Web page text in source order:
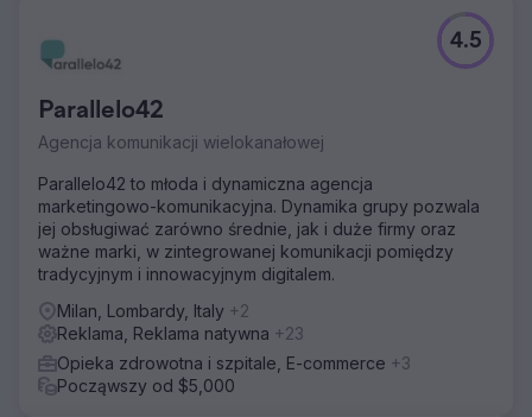
Zdobycie widoczności w Internecie jest nie tylko
czasochłonne, ale i kosztowne. Jeśli nie zrobisz tego
Stworzyliśmy plan mediów społecznościowych, aby
zwiększyć świadomość marki i produktu. Po kilku
miesiącach post promujący łóżka szafkowe stał się
viralem z ponad 160 milionami wyświetleń.
Wyniki
Klient otrzymał zamówienia w całej Ameryce Północnej.
Aby zobaczyć post, odwiedź:
https://www.instagram.com/reel/Cq5_16ggtpL/?
utm_source=ig_web_copy_link&igsh=MzRlODBiNWFlZA==
Przejdź do strony agencji
Parallelo42
Agencja komunikacji wielokanałowej
4.5
Parallelo42 to młoda i dynamiczna agencja
marketingowo-komunikacyjna. Dynamika grupy pozwala
jej obsługiwać zarówno średnie, jak i duże firmy oraz
ważne marki, w zintegrowanej komunikacji pomiędzy
tradycyjnym i innowacyjnym digitalem.
Milan, Lombardy, Italy +2
Reklama, Reklama natywna +23
Opieka zdrowotna i szpitale, E-commerce +3
Począwszy od $5,000